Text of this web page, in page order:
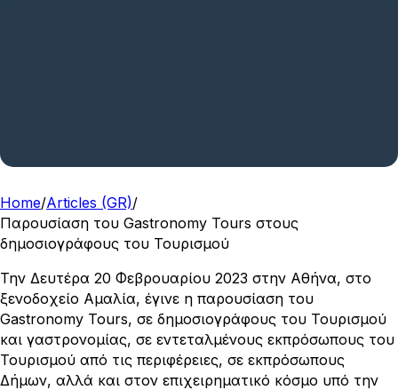
Home/Articles (GR)/
Παρουσίαση του Gastronomy Tours στους
δημοσιογράφους του Τουρισμού
Την Δευτέρα 20 Φεβρουαρίου 2023 στην Αθήνα, στο
ξενοδοχείο Αμαλία, έγινε η παρουσίαση του
Gastronomy Tours, σε δημοσιογράφους του Τουρισμού
και γαστρονομίας, σε εντεταλμένους εκπρόσωπους του
Τουρισμού από τις περιφέρειες, σε εκπρόσωπους
Δήμων, αλλά και στον επιχειρηματικό κόσμο υπό την